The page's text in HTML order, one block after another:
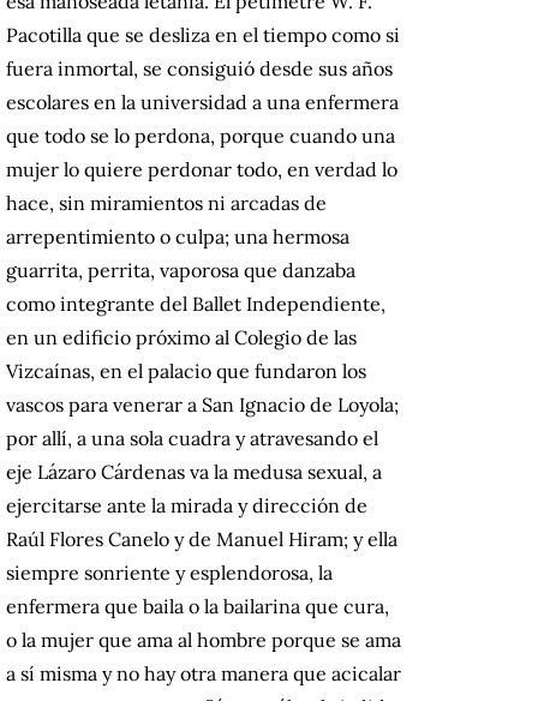
Pacotilla que se desliza en el tiempo como si
fuera inmortal, se consiguió desde sus años
escolares en la universidad a una enfermera
que todo se lo perdona, porque cuando una
mujer lo quiere perdonar todo, en verdad lo
hace, sin miramientos ni arcadas de
arrepentimiento o culpa; una hermosa
guarrita, perrita, vaporosa que danzaba
como integrante del Ballet Independiente,
en un edificio próximo al Colegio de las
Vizcaínas, en el palacio que fundaron los
vascos para venerar a San Ignacio de Loyola;
por allí, a una sola cuadra y atravesando el
eje Lázaro Cárdenas va la medusa sexual, a
ejercitarse ante la mirada y dirección de
Raúl Flores Canelo y de Manuel Hiram; y ella
siempre sonriente y esplendorosa, la
enfermera que baila o la bailarina que cura,
o la mujer que ama al hombre porque se ama
a sí misma y no hay otra manera que acicalar